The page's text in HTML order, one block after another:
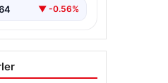
▼ -0.56%